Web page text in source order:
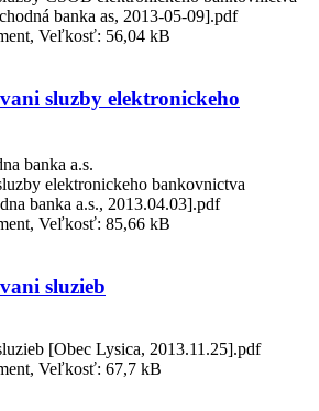
banka as, 2013-05-09].pdf
Veľkosť: 56,04 kB
sluzby elektronickeho
banka a.s.
elektronickeho bankovnictva
banka a.s., 2013.04.03].pdf
Veľkosť: 85,66 kB
sluzieb
[Obec Lysica, 2013.11.25].pdf
Veľkosť: 67,7 kB